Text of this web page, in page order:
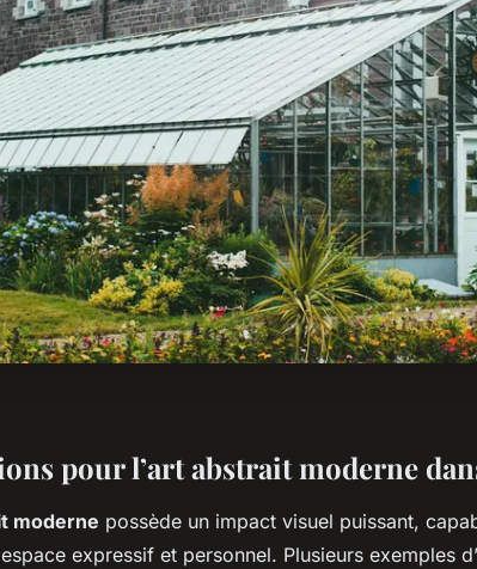
pour l’art abstrait moderne
moderne possède un impact visuel puissant,
expressif et personnel. Plusieurs exemples